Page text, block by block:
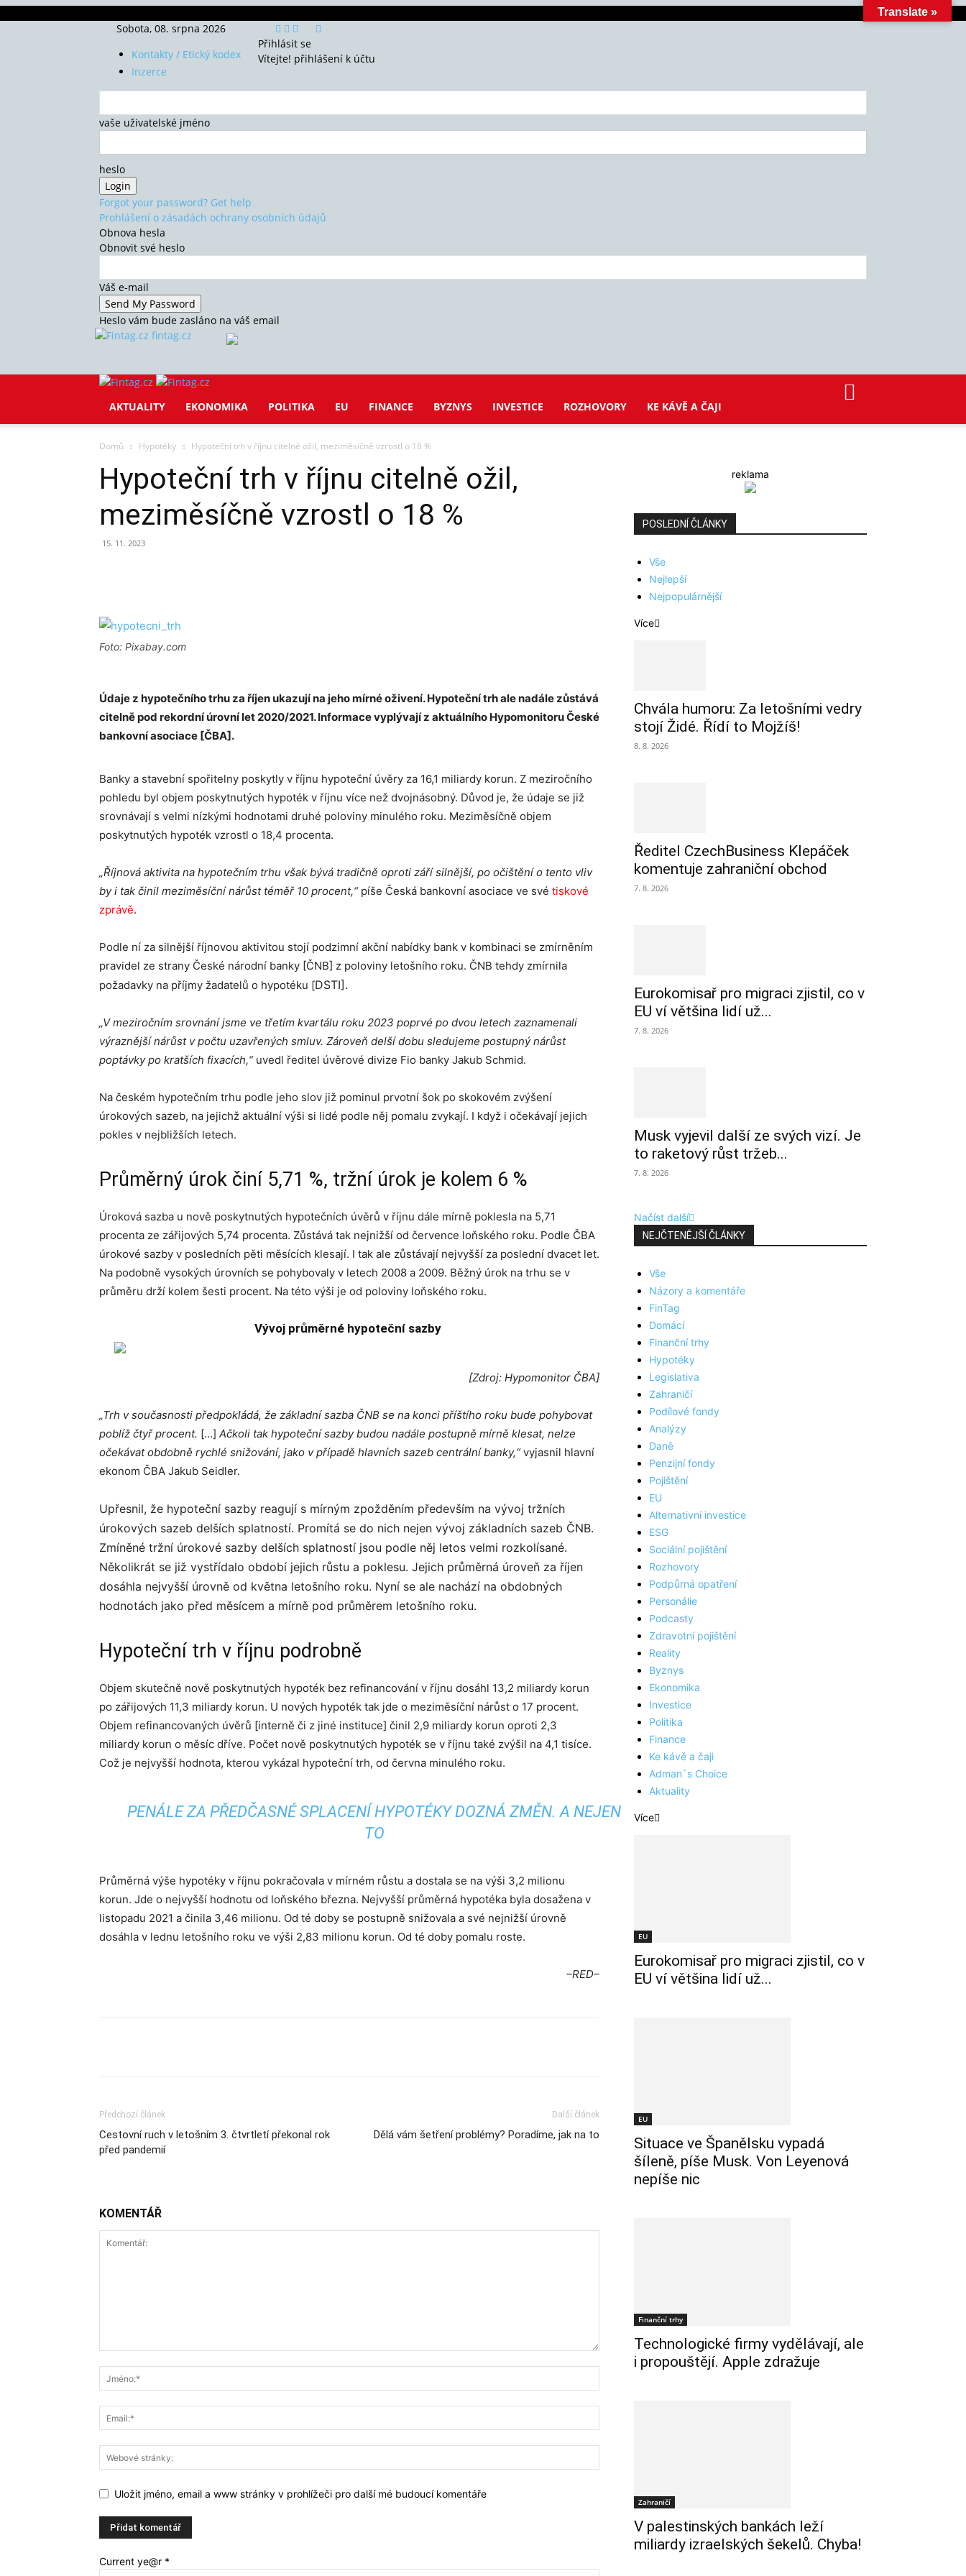
Sobota, 08. srpna 2026
Kontakty / Etický kodex
Inzerce
Přihlásit se
Vítejte! přihlášení k účtu
vaše uživatelské jméno
heslo
Forgot your password? Get help
Prohlášení o zásadách ochrany osobních údajů
Obnova hesla
Obnovit své heslo
Váš e-mail
Heslo vám bude zasláno na váš email
fintag.cz
AKTUALITY EKONOMIKA POLITIKA EU FINANCE BYZNYS INVESTICE ROZHOVORY KE KÁVĚ A ČAJI
Domů Hypotéky Hypoteční trh v říjnu citelně ožil, meziměsíčně vzrostl o 18 %
Hypoteční trh v říjnu citelně ožil,
meziměsíčně vzrostl o 18 %
15. 11. 2023
Foto: Pixabay.com
Údaje z hypotečního trhu za říjen ukazují na jeho mírné oživení. Hypoteční trh ale nadále zůstává
citelně pod rekordní úrovní let 2020/2021. Informace vyplývají z aktuálního Hypomonitoru České
bankovní asociace [ČBA].
Banky a stavební spořitelny poskytly v říjnu hypoteční úvěry za 16,1 miliardy korun. Z meziročního
pohledu byl objem poskytnutých hypoték v říjnu více než dvojnásobný. Důvod je, že údaje se již
srovnávají s velmi nízkými hodnotami druhé poloviny minulého roku. Meziměsíčně objem
poskytnutých hypoték vzrostl o 18,4 procenta.
„Říjnová aktivita na hypotečním trhu však bývá tradičně oproti září silnější, po očištění o tento vliv
by i tak činil meziměsíční nárůst téměř 10 procent,“píše Česká bankovní asociace ve své tiskové
zprávě.
Podle ní za silnější říjnovou aktivitou stojí podzimní akční nabídky bank v kombinaci se zmírněním
pravidel ze strany České národní banky [ČNB] z poloviny letošního roku. ČNB tehdy zmírnila
požadavky na příjmy žadatelů o hypotéku [DSTI].
„V meziročním srovnání jsme ve třetím kvartálu roku 2023 poprvé po dvou letech zaznamenali
výraznější nárůst v počtu uzavřených smluv. Zároveň delší dobu sledujeme postupný nárůst
poptávky po kratších fixacích,“ uvedl ředitel úvěrové divize Fio banky Jakub Schmid.
Na českém hypotečním trhu podle jeho slov již pominul prvotní šok po skokovém zvýšení
úrokových sazeb, na jejichž aktuální výši si lidé podle něj pomalu zvykají. I když i očekávají jejich
pokles v nejbližších letech.
Průměrný úrok činí 5,71 %, tržní úrok je kolem 6 %
Úroková sazba u nově poskytnutých hypotečních úvěrů v říjnu dále mírně poklesla na 5,71
procenta ze zářijových 5,74 procenta. Zůstává tak nejnižší od července loňského roku. Podle ČBA
úrokové sazby v posledních pěti měsících klesají. I tak ale zůstávají nejvyšší za poslední dvacet let.
Na podobně vysokých úrovních se pohybovaly v letech 2008 a 2009. Běžný úrok na trhu se v
průměru drží kolem šesti procent. Na této výši je od poloviny loňského roku.
Vývoj průměrné hypoteční sazby
[Zdroj: Hypomonitor ČBA]
„Trh v současnosti předpokládá, že základní sazba ČNB se na konci příštího roku bude pohybovat
poblíž čtyř procent. […] Ačkoli tak hypoteční sazby budou nadále postupně mírně klesat, nelze
očekávat obdobně rychlé snižování, jako v případě hlavních sazeb centrální banky,“vyjasnil hlavní
ekonom ČBA Jakub Seidler.
Upřesnil, že hypoteční sazby reagují s mírným zpožděním především na vývoj tržních
úrokových sazeb delších splatností. Promítá se do nich nejen vývoj základních sazeb ČNB.
Zmíněné tržní úrokové sazby delších splatností jsou podle něj letos velmi rozkolísané.
Několikrát se již vystřídalo období jejich růstu a poklesu. Jejich průměrná úroveň za říjen
dosáhla nejvyšší úrovně od května letošního roku. Nyní se ale nachází na obdobných
hodnotách jako před měsícem a mírně pod průměrem letošního roku.
Hypoteční trh v říjnu podrobně
Objem skutečně nově poskytnutých hypoték bez refinancování v říjnu dosáhl 13,2 miliardy korun
po zářijových 11,3 miliardy korun. U nových hypoték tak jde o meziměsíční nárůst o 17 procent.
Objem refinancovaných úvěrů [interně či z jiné instituce] činil 2,9 miliardy korun oproti 2,3
miliardy korun o měsíc dříve. Počet nově poskytnutých hypoték se v říjnu také zvýšil na 4,1 tisíce.
Což je nejvyšší hodnota, kterou vykázal hypoteční trh, od června minulého roku.
PENÁLE ZA PŘEDČASNÉ SPLACENÍ HYPOTÉKY DOZNÁ ZMĚN. A NEJEN
TO
Průměrná výše hypotéky v říjnu pokračovala v mírném růstu a dostala se na výši 3,2 milionu
korun. Jde o nejvyšší hodnotu od loňského března. Nejvyšší průměrná hypotéka byla dosažena v
listopadu 2021 a činila 3,46 milionu. Od té doby se postupně snižovala a své nejnižší úrovně
dosáhla v lednu letošního roku ve výši 2,83 milionu korun. Od té doby pomalu roste.
–RED–
Předchozí článek
Cestovní ruch v letošním 3. čtvrtletí překonal rok
před pandemií
Další článek
Dělá vám šetření problémy? Poradíme, jak na to
KOMENTÁŘ
Uložit jméno, email a www stránky v prohlížeči pro další mé budoucí komentáře
Current ye@r *
reklama
POSLEDNÍ ČLÁNKY
Vše
Nejlepší
Nejpopulárnější
Více
Chvála humoru: Za letošními vedry
stojí Židé. Řídí to Mojžíš!
8. 8. 2026
Ředitel CzechBusiness Klepáček
komentuje zahraniční obchod
7. 8. 2026
Eurokomisař pro migraci zjistil, co v
EU ví většina lidí už...
7. 8. 2026
Musk vyjevil další ze svých vizí. Je
to raketový růst tržeb...
7. 8. 2026
Načíst další
NEJČTENĚJŠÍ ČLÁNKY
Vše
Názory a komentáře
FinTag
Domácí
Finanční trhy
Hypotéky
Legislativa
Zahraničí
Podílové fondy
Analýzy
Daně
Penzijní fondy
Pojištění
EU
Alternativní investice
ESG
Sociální pojištění
Rozhovory
Podpůrná opatření
Personálie
Podcasty
Zdravotní pojištění
Reality
Byznys
Ekonomika
Investice
Politika
Finance
Ke kávě a čaji
Adman´s Choice
Aktuality
Více
EU
Eurokomisař pro migraci zjistil, co v
EU ví většina lidí už...
EU
Situace ve Španělsku vypadá
šíleně, píše Musk. Von Leyenová
nepíše nic
Finanční trhy
Technologické firmy vydělávají, ale
i propouštějí. Apple zdražuje
Zahraničí
V palestinských bankách leží
miliardy izraelských šekelů. Chyba!
Translate »